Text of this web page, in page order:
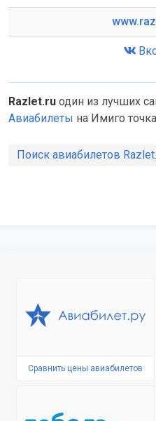
Razlet.ru один из лучших
Авиабилеты на Имиго
Поиск авиабилетов
Сравнить цены авиабилетов